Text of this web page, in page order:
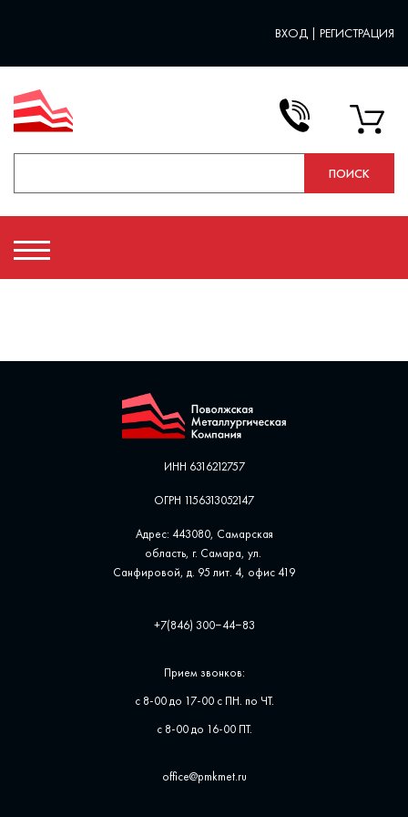
ВХОД | РЕГИСТРАЦИЯ
ИНН 6316212757
ОГРН 1156313052147
Адрес: 443080, Самарская
область, г. Самара, ул. ​
Санфировой, д. 95 лит. 4, офис ​419
+7(846) 300‒44‒83
Прием звонков:
с 8-00 до 17-00 с ПН. по ЧТ.
с 8-00 до 16-00 ПТ.
office@pmkmet.ru